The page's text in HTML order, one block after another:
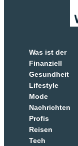
Was ist der
Finanziell
Gesundheit
Lifestyle
Mode
Nachrichten
Profis
Reisen
Tech